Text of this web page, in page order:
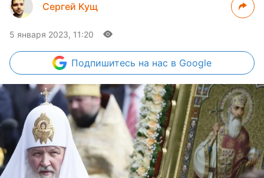
Сергей Кущ
5 января 2023, 11:20
Подпишитесь на нас в Google